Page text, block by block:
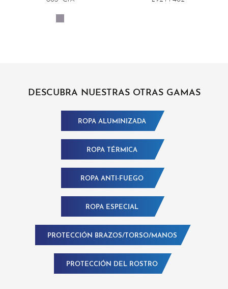
DESCUBRA NUESTRAS OTRAS GAMAS
ROPA ALUMINIZADA
ROPA TÉRMICA
ROPA ANTI-FUEGO
ROPA ESPECIAL
PROTECCIÓN BRAZOS/TORSO/MANOS
PROTECCIÓN DEL ROSTRO